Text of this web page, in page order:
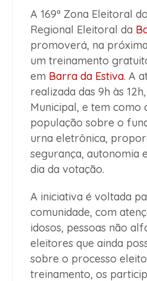
A 169ª Zona Eleitoral
Regional Eleitoral da
promoverá, na
um treinamento
em Barra da Estiva. A
realizada das 9h às
Municipal, e tem
população sobre o
urna eletrônica,
segurança, autonomia
dia da votação.
A iniciativa é voltada
comunidade, com
idosos, pessoas não
eleitores que ainda
sobre o processo
treinamento, os